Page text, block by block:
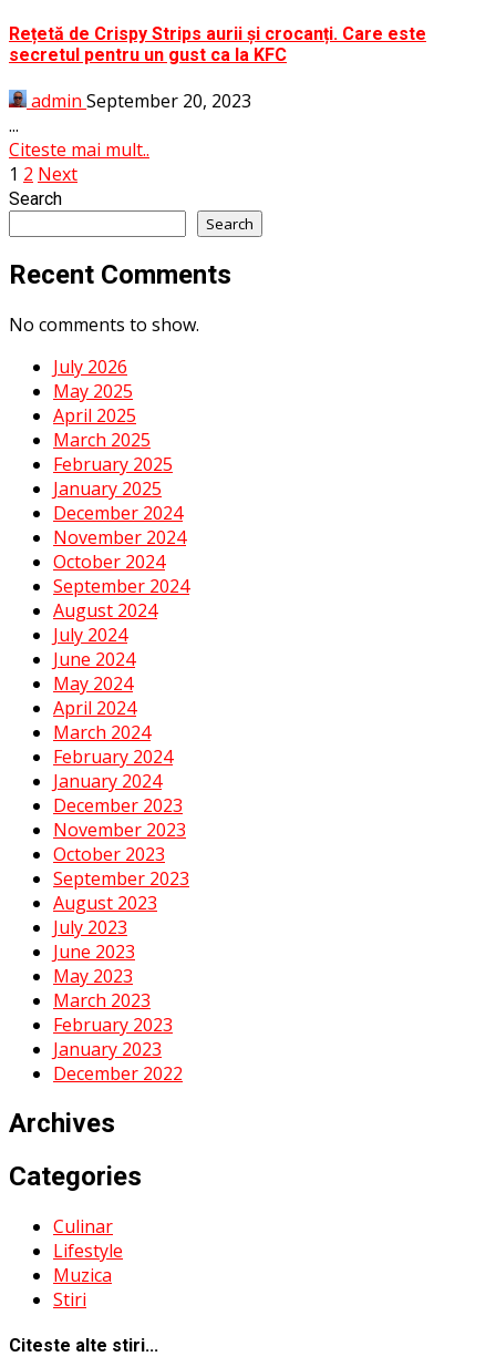
Rețetă de Crispy Strips aurii și crocanți. Care este
secretul pentru un gust ca la KFC
admin September 20, 2023
...
Citeste mai mult..
Posts
pagination
1 2 Next
Search
Search
Recent Comments
No comments to show.
July 2026
May 2025
April 2025
March 2025
February 2025
January 2025
December 2024
November 2024
October 2024
September 2024
August 2024
July 2024
June 2024
May 2024
April 2024
March 2024
February 2024
January 2024
December 2023
November 2023
October 2023
September 2023
August 2023
July 2023
June 2023
May 2023
March 2023
February 2023
January 2023
December 2022
Archives
Categories
Culinar
Lifestyle
Muzica
Stiri
Citeste alte stiri...